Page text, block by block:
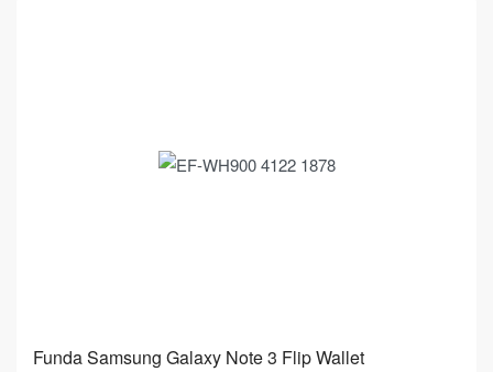
Funda Samsung Galaxy Note 3 Flip Wallet